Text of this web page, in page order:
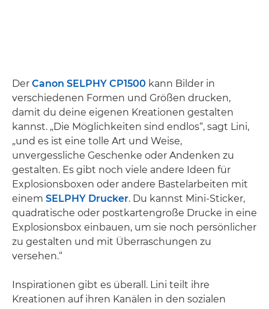
Der Canon SELPHY CP1500 kann Bilder in
verschiedenen Formen und Größen drucken,
damit du deine eigenen Kreationen gestalten
kannst. „Die Möglichkeiten sind endlos“, sagt Lini,
„und es ist eine tolle Art und Weise,
unvergessliche Geschenke oder Andenken zu
gestalten. Es gibt noch viele andere Ideen für
Explosionsboxen oder andere Bastelarbeiten mit
einem SELPHY Drucker. Du kannst Mini-Sticker,
quadratische oder postkartengroße Drucke in eine
Explosionsbox einbauen, um sie noch persönlicher
zu gestalten und mit Überraschungen zu
versehen.“
Inspirationen gibt es überall. Lini teilt ihre
Kreationen auf ihren Kanälen in den sozialen